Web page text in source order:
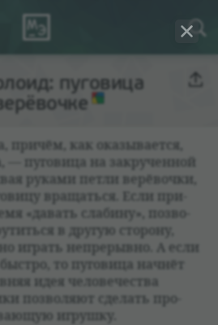
пуговица
при­чём, как ока­зы­ва­ется,
— пуго­вица на закру­чен­ной
руками петли верё­вочки,
вращаться. Если при­
«давать сла­бину», поз­во­
в другую сто­рону,
играть непре­рывно. А если
то пуго­вица нач­нёт
идея чело­ве­че­ства
поз­во­ляют сде­лать про­
игрушку.